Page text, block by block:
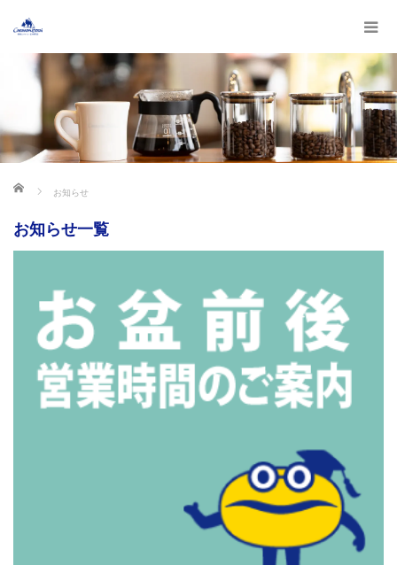
ホーム お知らせ
お知らせ一覧